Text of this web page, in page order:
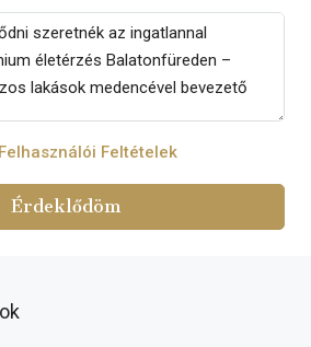
Felhasználói Feltételek
Érdeklődöm